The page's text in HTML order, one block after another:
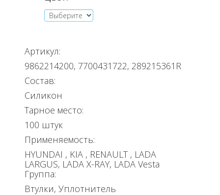
Артикул:
9862214200, 7700431722, 289215361R
Состав:
Силикон
Тарное место:
100 штук
Применяемость:
HYUNDAI , KIA , RENAULT , LADA
LARGUS, LADA X-RAY, LADA Vesta
Группа:
Втулки, Уплотнитель